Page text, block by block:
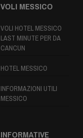
VOLI MESSICO
VOLI HOTEL MESSICO
LAST MINUTE PER DA
CANCUN
HOTEL MESSICO
INFORMAZIONI UTILI
MESSICO
INFORMATIVE